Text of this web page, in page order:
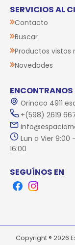
SERVICIOS AL
Contacto
Buscar
Productos vistos
Novedades
ENCONTRANOS
Orinoco 4911
+(598) 2619
Lun a Vier 9:00
16:00
SEGUÍNOS EN
FacebookInstagram
Copyright ® 2026